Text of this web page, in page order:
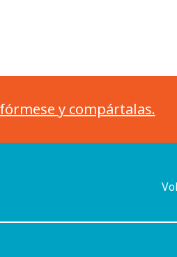
y compártalas.